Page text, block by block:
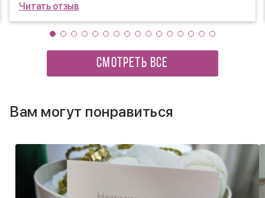
Читать отзыв
СМОТРЕТЬ ВСЕ
Вам могут понравиться